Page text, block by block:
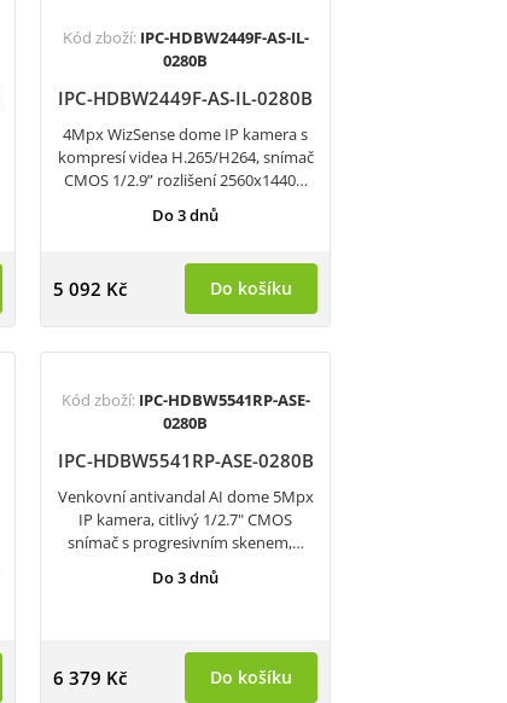
Kód zboží: IPC-HDBW2449F-AS-IL-
0280B
IPC-HDBW2449F-AS-IL-0280B
4Mpx WizSense dome IP kamera s
kompresí videa H.265/H264, snímač
CMOS 1/2.9” rozlišení 2560x1440…
Do 3 dnů
5 092 Kč Do košíku
Kód zboží: IPC-HDBW5541RP-ASE-
0280B
IPC-HDBW5541RP-ASE-0280B
Venkovní antivandal AI dome 5Mpx
IP kamera, citlivý 1/2.7" CMOS
snímač s progresivním skenem,…
Do 3 dnů
6 379 Kč Do košíku